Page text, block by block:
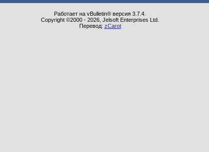
Работает на vBulletin® версия 3.7.4.
Copyright ©2000 - 2026, Jelsoft Enterprises Ltd.
Перевод: zCarot